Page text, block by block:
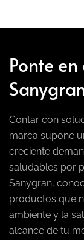
Ponte
Contar con
marca supone
creciente
saludables por
Sanygran,
productos que
ambiente y la
alcance de tu